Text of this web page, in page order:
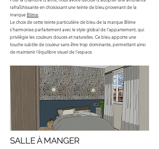
rafraîchissante en choisissant une teinte de bleu provenant de la
marqueBlime
Le choix de cette teinte particulière de bleu de la marque Blime
s'harmonise parfaitement avec le style global de l'appartement, qui
privilégie les couleurs douces et naturelles. Ce bleu apporte une
touche subtile de couleur sans être trop dominante, permettant ainsi
de maintenir l'équilibre visuel de l'espace.
SALLE À MANGER